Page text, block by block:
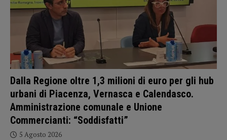
Dalla Regione oltre 1,3 milioni di euro per gli hub
urbani di Piacenza, Vernasca e Calendasco.
Amministrazione comunale e Unione
Commercianti: “Soddisfatti”
5 Agosto 2026